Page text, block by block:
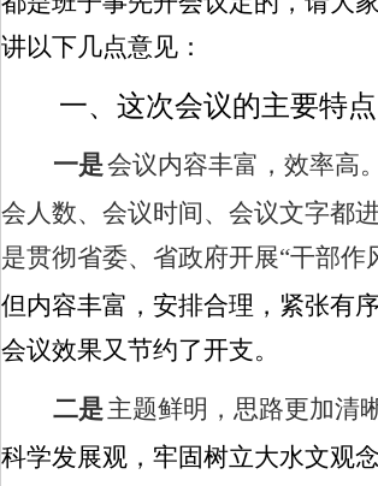
讲以下几点意见：
一、这次会议的主要特点
一是会议内容丰富，效率高
会人数、会议时间、会议文字都
是贯彻省委、省政府开展“干部
但内容丰富，安排合理，紧张有
会议效果又节约了开支。
二是主题鲜明，思路更加清
科学发展观，牢固树立大水文观